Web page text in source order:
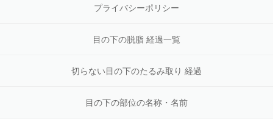
プライバシーポリシー
目の下の脱脂 経過一覧
切らない目の下のたるみ取り 経過
目の下の部位の名称・名前